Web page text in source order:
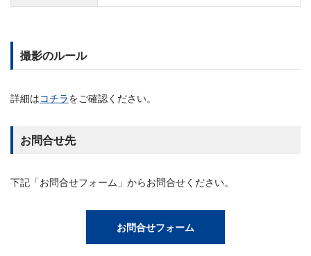
撮影のルール
詳細はコチラをご確認ください。
お問合せ先
下記「お問合せフォーム」からお問合せください。
お問合せフォーム